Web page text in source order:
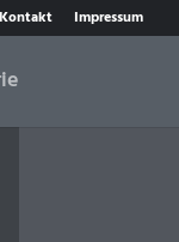
Kontakt Impressum